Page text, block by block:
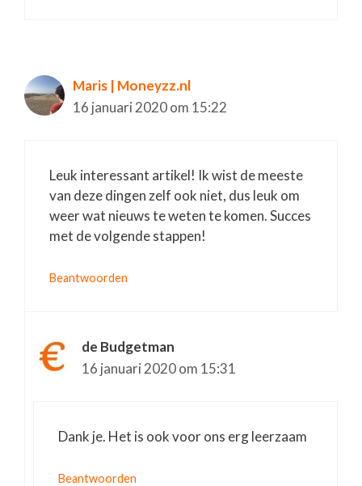
Maris | Moneyzz.nl
16 januari 2020 om 15:22
Leuk interessant artikel! Ik wist de meeste
van deze dingen zelf ook niet, dus leuk om
weer wat nieuws te weten te komen. Succes
met de volgende stappen!
Beantwoorden
de Budgetman
16 januari 2020 om 15:31
Dank je. Het is ook voor ons erg leerzaam
Beantwoorden